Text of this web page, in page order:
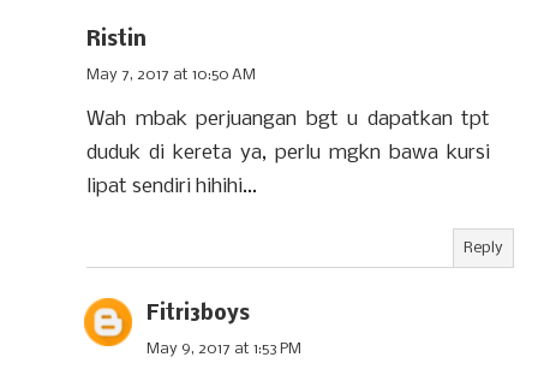
Ristin
May 7, 2017 at 10:50 AM
Wah mbak perjuangan bgt u dapatkan tpt
duduk di kereta ya, perlu mgkn bawa kursi
lipat sendiri hihihi...
Reply
Fitri3boys
May 9, 2017 at 1:53 PM